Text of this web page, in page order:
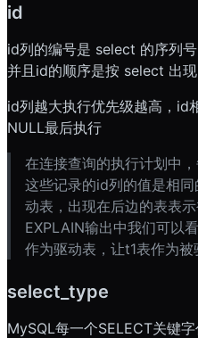
id
id列的编号是 select 的序列
并且id的顺序是按 select 出现
id列越大执行优先级越高，id
NULL最后执行
在连接查询的执行计划中
这些记录的id列的值是相
动表，出现在后边的表表
EXPLAIN输出中我们可以
作为驱动表，让t1表作为
select_type
MySQL每一个SELECT关键